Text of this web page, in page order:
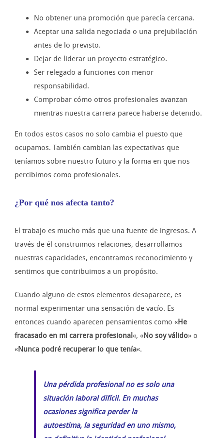
No obtener una promoción que parecía cercana.
Aceptar una salida negociada o una prejubilación
antes de lo previsto.
Dejar de liderar un proyecto estratégico.
Ser relegado a funciones con menor
responsabilidad.
Comprobar cómo otros profesionales avanzan
mientras nuestra carrera parece haberse detenido.
En todos estos casos no solo cambia el puesto que
ocupamos. También cambian las expectativas que
teníamos sobre nuestro futuro y la forma en que nos
percibimos como profesionales.
¿Por qué nos afecta tanto?
El trabajo es mucho más que una fuente de ingresos. A
través de él construimos relaciones, desarrollamos
nuestras capacidades, encontramos reconocimiento y
sentimos que contribuimos a un propósito.
Cuando alguno de estos elementos desaparece, es
normal experimentar una sensación de vacío. Es
entonces cuando aparecen pensamientos como «He
fracasado en mi carrera profesional «, «No soy válido» o
«Nunca podré recuperar lo que tenía«.
Una pérdida profesional no es solo una
situación laboral difícil. En muchas
ocasiones significa perder la
autoestima, la seguridad en uno mismo,